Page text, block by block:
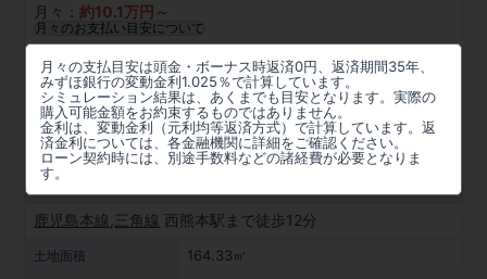
月々：約10.1万円～
月々のお支払い目安について
月々の支払目安は頭金・ボーナス時返済0円、返済期間35年、
みずほ銀行の変動金利1.025％で計算しています。
シミュレーション結果は、あくまでも目安となります。実際の
購入可能金額をお約束するものではありません。
金利は、変動金利（元利均等返済方式）で計算しています。返
済金利については、各金融機関に詳細をご確認ください。
ローン契約時には、別途手数料などの諸経費が必要となりま
す。
所在地
熊本県熊本市南区南高江１丁目653番2(地番)、熊本市南区
南高江1丁目18-86(住居表示)
周辺マップを見る
アクセス
鹿児島本線 三角線 西熊本駅まで徒歩12分
土地面積 164.33㎡